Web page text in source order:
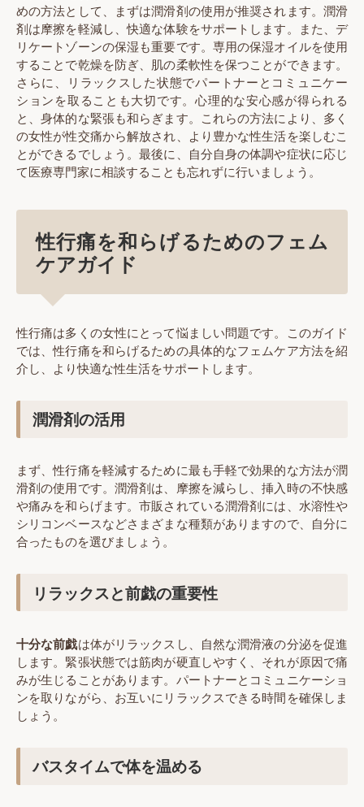
めの方法として、まずは潤滑剤の使用が推奨されます。潤滑
剤は摩擦を軽減し、快適な体験をサポートします。また、デ
リケートゾーンの保湿も重要です。専用の保湿オイルを使用
することで乾燥を防ぎ、肌の柔軟性を保つことができます。
さらに、リラックスした状態でパートナーとコミュニケー
ションを取ることも大切です。心理的な安心感が得られる
と、身体的な緊張も和らぎます。これらの方法により、多く
の女性が性交痛から解放され、より豊かな性生活を楽しむこ
とができるでしょう。最後に、自分自身の体調や症状に応じ
て医療専門家に相談することも忘れずに行いましょう。
性行痛を和らげるためのフェム
ケアガイド
性行痛は多くの女性にとって悩ましい問題です。このガイド
では、性行痛を和らげるための具体的なフェムケア方法を紹
介し、より快適な性生活をサポートします。
潤滑剤の活用
まず、性行痛を軽減するために最も手軽で効果的な方法が潤
滑剤の使用です。潤滑剤は、摩擦を減らし、挿入時の不快感
や痛みを和らげます。市販されている潤滑剤には、水溶性や
シリコンベースなどさまざまな種類がありますので、自分に
合ったものを選びましょう。
リラックスと前戯の重要性
十分な前戯は体がリラックスし、自然な潤滑液の分泌を促進
します。緊張状態では筋肉が硬直しやすく、それが原因で痛
みが生じることがあります。パートナーとコミュニケーショ
ンを取りながら、お互いにリラックスできる時間を確保しま
しょう。
バスタイムで体を温める